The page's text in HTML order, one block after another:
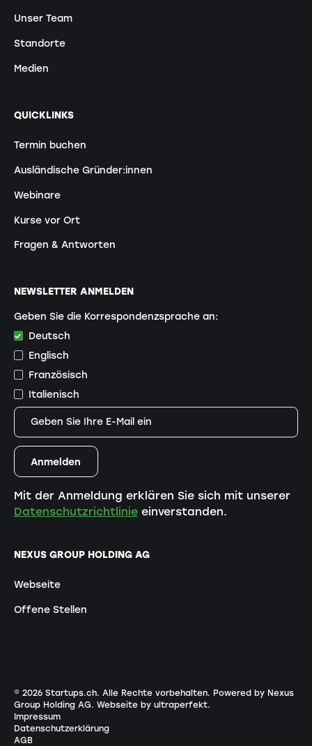
Unser Team
Standorte
Medien
QUICKLINKS
Termin buchen
Ausländische Gründer:innen
Webinare
Kurse vor Ort
Fragen & Antworten
NEXUS GROUP HOLDING AG
Webseite
Offene Stellen
NEWSLETTER ANMELDEN
Geben Sie die Korrespondenzsprache an:
Deutsch
Englisch
Französisch
Italienisch
Mit der Anmeldung erklären Sie sich mit unserer
Datenschutzrichtlinieeinverstanden.
© 2026Startups.ch. Alle Rechte vorbehalten. Powered by Nexus
Group Holding AG. Webseite by ultraperfekt.
Impressum
Datenschutzerklärung
AGB